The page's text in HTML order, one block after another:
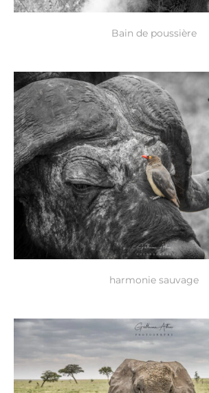
Bain de poussière
harmonie sauvage